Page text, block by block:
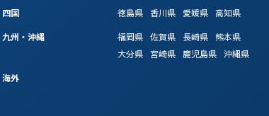
四国
徳島県 香川県 愛媛県
高知県
九州・沖縄
福岡県 佐賀県 長崎県
熊本県
大分県
宮崎県 鹿児島県
沖縄県
海外